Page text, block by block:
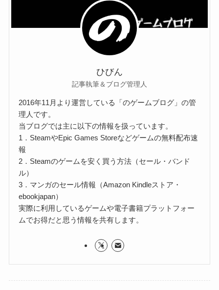
ひびん
記事執筆＆ブログ管理人
2016年11月より運営している「のゲームブログ」の管
理人です。
当ブログでは主に以下の情報を扱っています。
1．SteamやEpic Games Storeなどゲームの無料配布速
報
2．Steamのゲームを安く買う方法（セール・バンド
ル）
3．マンガのセール情報（Amazon Kindleストア・
ebookjapan）
実際に利用しているゲームや電子書籍プラットフォー
ムでお得だと思う情報を共有します。